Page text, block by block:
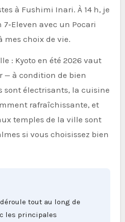
à Fushimi Inari. À 14 h, je
avec un Pocari
mes choix de vie.
: Kyoto en été 2026 vaut
— à condition de bien
sont électrisants, la cuisine
rafraîchissante, et
temples de la ville sont
si vous choisissez bien
tout au long de
les principales